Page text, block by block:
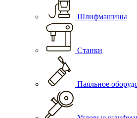
Шлифмашины
Станки
Паяльное